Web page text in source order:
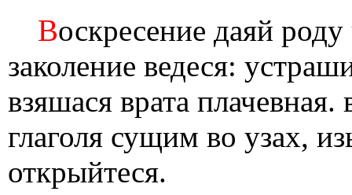
Воскресение даяй
заколение ведеся:
взяшася врата
глаголя сущим во узах,
открыйтеся.